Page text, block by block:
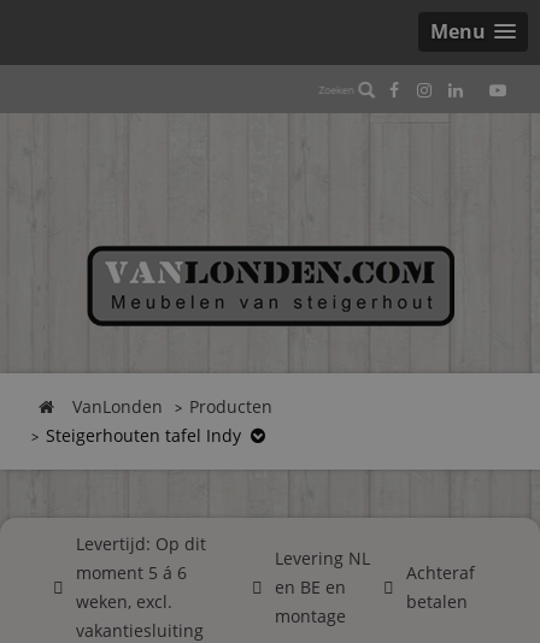
Menu
VanLonden
Producten
Steigerhouten tafel Indy
Levertijd: Op dit
moment 5 á 6
weken, excl.
vakantiesluiting
Levering NL
en BE en
montage
Achteraf
betalen